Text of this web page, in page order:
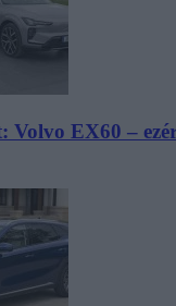
Volvo EX60 –